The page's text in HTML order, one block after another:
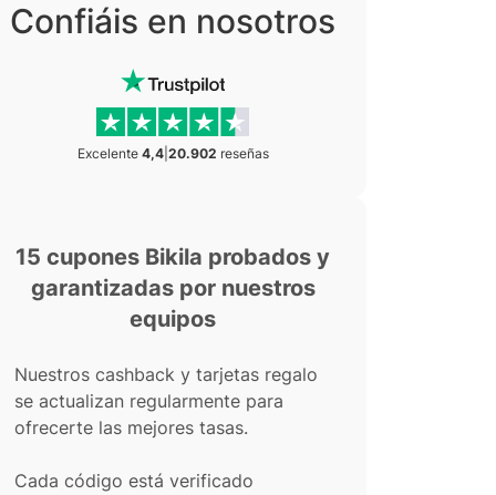
Confiáis en nosotros
Excelente 4,4| 20.902 reseñas
15 cupones Bikila probados y
garantizadas por nuestros
equipos
Nuestros cashback y tarjetas regalo
se actualizan regularmente para
ofrecerte las mejores tasas.
Cada código está verificado